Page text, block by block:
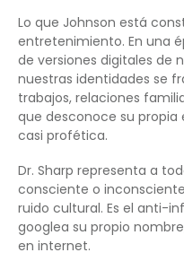
Lo que Johnson está
entretenimiento. En una
de versiones digitales de
nuestras identidades se
trabajos, relaciones
que desconoce su
casi profética.
Dr. Sharp representa a
consciente o
ruido cultural. Es el anti-
googlea su propio
en internet.